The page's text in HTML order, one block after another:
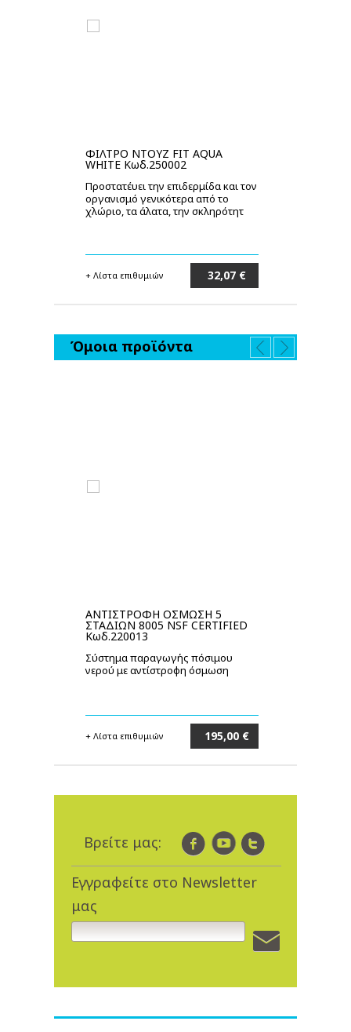
ΦΙΛΤΡΟ ΝΤΟΥΖ FIT AQUA
WHITE Κωδ.250002
Προστατέυει την επιδερμίδα και τον
οργανισμό γενικότερα από το
χλώριο, τα άλατα, την σκληρότητ
+ Λίστα επιθυμιών 32,07 €
Όμοια προϊόντα
ΑΝΤΙΣΤΡΟΦΗ ΟΣΜΩΣΗ 5
ΣΤΑΔΙΩΝ 8005 NSF CERTIFIED
Κωδ.220013
Σύστημα παραγωγής πόσιμου
νερού με αντίστροφη όσμωση
+ Λίστα επιθυμιών 195,00 €
Βρείτε μας:
Εγγραφείτε στο Newsletter
μας